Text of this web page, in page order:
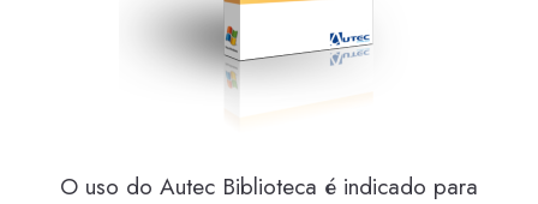
O uso do Autec Biblioteca é indicado para